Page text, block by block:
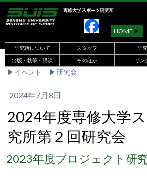
HOME ▶︎
研究所について スタッフ 研究
出版・執筆・講演
そのほか リン
▶︎ イベント ▶︎ 研究会
2024年7月8日
2024年度専修大学
究所第２回研究会
2023年度プロジェクト研